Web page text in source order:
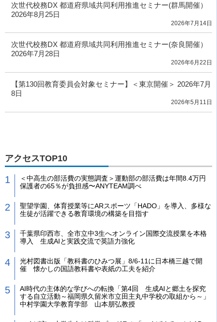
次世代校務DX 都道府県域共同利用推進セミナー(群馬開催）
2026年8月25日
2026年7月14日
次世代校務DX 都道府県域共同利用推進セミナー(奈良開催）
2026年7月28日
2026年6月22日
【第130回教育委員会対象セミナー】＜東京開催＞ 2026年7月
8日
2026年5月11日
アクセスTOP10
＜中高生の部活費の実態調査＞運動部の部活費は年間8.4万円
保護者の65％が負担感〜ANYTEAM調べ
聖望学園、体育授業等にARスポーツ「HADO」を導入、多様な
生徒が活躍できる教育環境の構築を目指す
千葉県印西市、全市立中3生へオンライン国際交流授業を本格
導入 生成AIと実践交流で英語力強化
光村図書出版「教科書のひみつ展」8/6-11に日本橋三越で開
催 懐かしの国語教科書や表紙の工夫を紹介
AI時代の主体的な学びへの転換「第4回 生成AIと郷土を探究
する自立活動～福岡県久留米市立田主丸中学校の取組から～」
中村学園大学教育学部 山本朋弘教授